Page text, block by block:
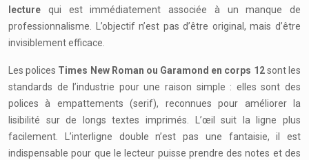
lecture qui est immédiatement associée à un manque de
professionnalisme. L’objectif n’est pas d’être original, mais d’être
invisiblement efficace.
Les polices Times New Roman ou Garamond en corps 12sont les
standards de l’industrie pour une raison simple : elles sont des
polices à empattements (serif), reconnues pour améliorer la
lisibilité sur de longs textes imprimés. L’œil suit la ligne plus
facilement. L’interligne double n’est pas une fantaisie, il est
indispensable pour que le lecteur puisse prendre des notes et des